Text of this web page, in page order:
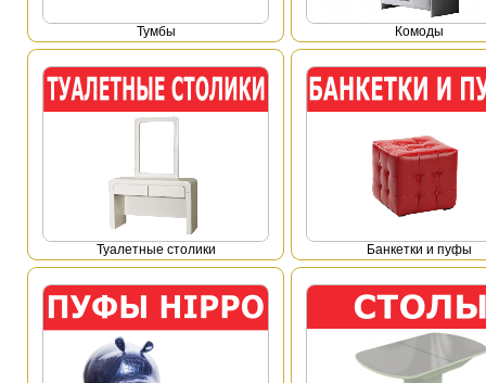
Тумбы Комоды
Туалетные столики Банкетки и пуфы